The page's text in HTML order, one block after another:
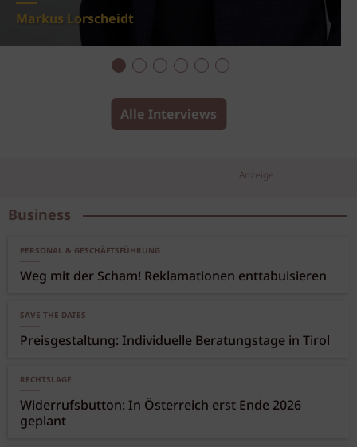
Markus Lorscheidt
Alle Interviews
Anzeige
Business
PERSONAL & GESCHÄFTSFÜHRUNG
Weg mit der Scham! Reklamationen enttabuisieren
SAVE THE DATES
Preisgestaltung: Individuelle Beratungstage in Tirol
RECHTSLAGE
Widerrufsbutton: In Österreich erst Ende 2026
geplant